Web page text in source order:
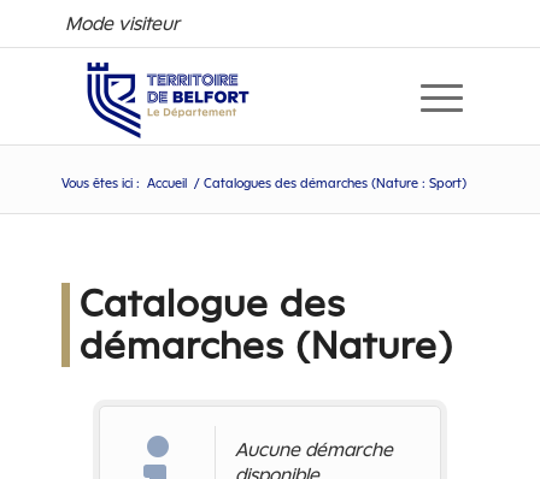
Mode visiteur
Vous êtes ici : Accueil / Catalogues des démarches (Nature : Sport)
Catalogue des
démarches (Nature)
Aucune démarche